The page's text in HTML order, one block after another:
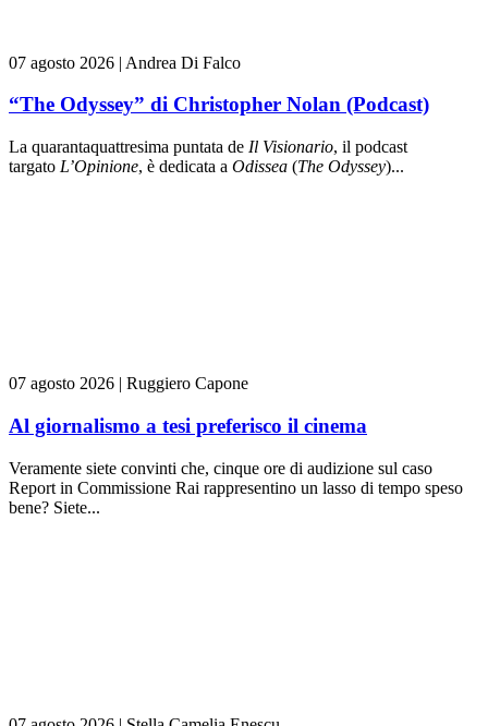
07 agosto 2026 | Andrea Di Falco
“The Odyssey” di Christopher Nolan (Podcast)
La quarantaquattresima puntata de Il Visionario, il podcast
targato L’Opinione, è dedicata a Odissea (The Odyssey)...
07 agosto 2026 | Ruggiero Capone
Al giornalismo a tesi preferisco il cinema
Veramente siete convinti che, cinque ore di audizione sul caso
Report in Commissione Rai rappresentino un lasso di tempo speso
bene? Siete...